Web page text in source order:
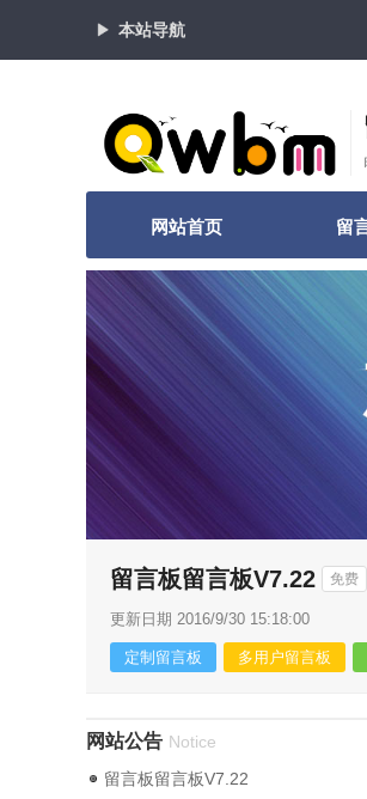
本站导航
网站首页 留
留言板留言板V7.22 免费
更新日期 2016/9/30 15:18:00
定制留言板 多用户留言板
网站公告 Notice
留言板留言板V7.22